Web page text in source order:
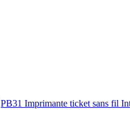
PB31 Imprimante ticket sans fil